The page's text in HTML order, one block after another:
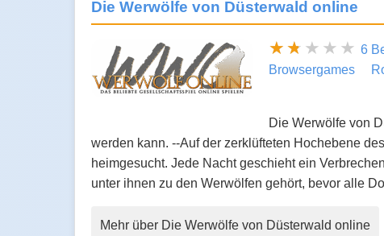
Die Werwölfe von Düsterwald online
6
Browsergames
Die Werwölfe von
werden kann. --Auf der zerklüfteten Hochebene
heimgesucht. Jede Nacht geschieht ein
unter ihnen zu den Werwölfen gehört, bevor alle
Mehr über Die Werwölfe von Düsterwald online